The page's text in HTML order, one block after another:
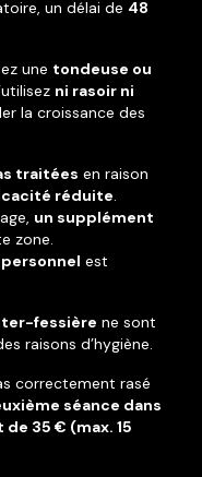
un délai de 48
une tondeuse ou
ni rasoir ni
la croissance des
traitées en raison
réduite.
un supplément
zone.
est
fessière ne sont
raisons d’hygiène.
correctement rasé
séance dans
35 € (max. 15